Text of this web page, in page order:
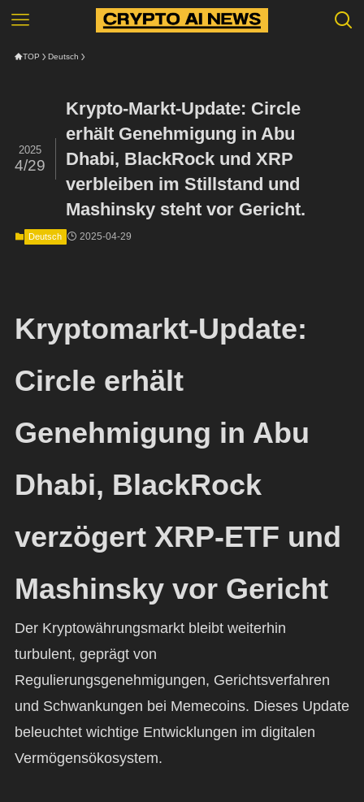
TOP Deutsch
Krypto-Markt-Update: Circle
erhält Genehmigung in Abu
Dhabi, BlackRock und XRP
verbleiben im Stillstand und
Mashinsky steht vor Gericht.
2025
4/29
Deutsch 2025-04-29
Kryptomarkt-Update:
Circle erhält
Genehmigung in Abu
Dhabi, BlackRock
verzögert XRP-ETF und
Mashinsky vor Gericht
Der Kryptowährungsmarkt bleibt weiterhin
turbulent, geprägt von
Regulierungsgenehmigungen, Gerichtsverfahren
und Schwankungen bei Memecoins. Dieses Update
beleuchtet wichtige Entwicklungen im digitalen
Vermögensökosystem.